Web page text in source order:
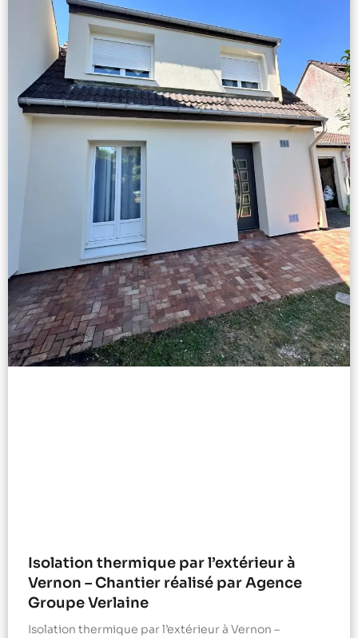
Isolation thermique par l’extérieur à
Vernon – Chantier réalisé par Agence
Groupe Verlaine
Isolation thermique par l’extérieur à Vernon –